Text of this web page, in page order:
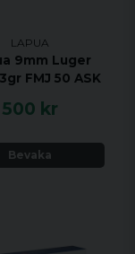
LAPUA
9mm Luger
FMJ 50 ASK
500 kr
Bevaka